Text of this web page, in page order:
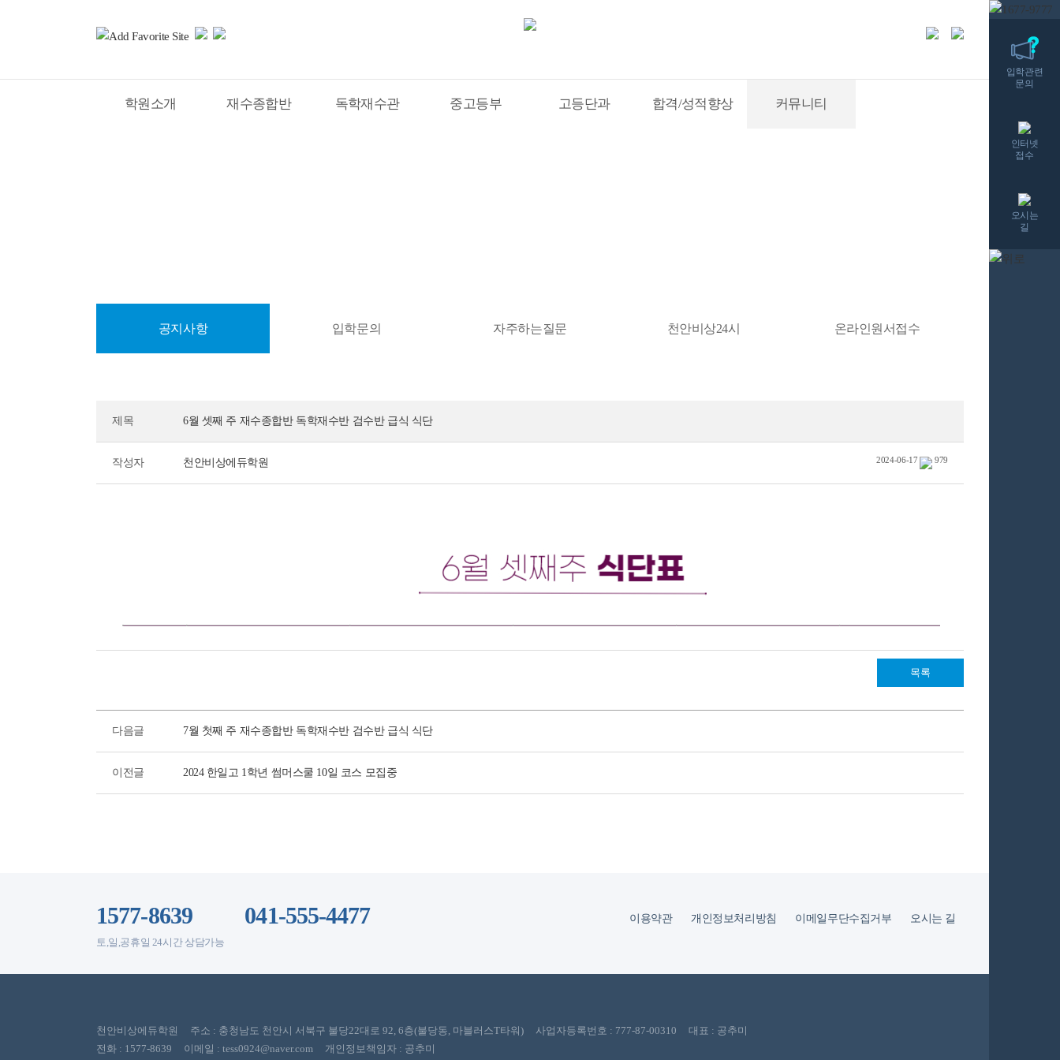
입학관련
문의
인터넷
접수
오시는
길
학원소개 재수종합반 독학재수관 중고등부 고등단과 합격/성적향상 커뮤니티
공지사항 입학문의 자주하는질문 천안비상24시 온라인원서접수
제목 6월 셋째 주 재수종합반 독학재수반 검수반 급식 식단
작성자 천안비상에듀학원 2024-06-17 979
목록
다음글 7월 첫째 주 재수종합반 독학재수반 검수반 급식 식단
이전글 2024 한일고 1학년 썸머스쿨 10일 코스 모집중
1577-8639
토,일,공휴일 24시간 상담가능
041-555-4477 이용약관 개인정보처리방침 이메일무단수집거부 오시는 길
천안비상에듀학원 주소 : 충청남도 천안시 서북구 불당22대로 92, 6층(불당동, 마블러스T타워) 사업자등록번호 : 777-87-00310 대표 : 공추미
전화 : 1577-8639 이메일 : tess0924@naver.com 개인정보책임자 : 공추미